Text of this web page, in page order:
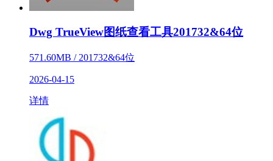
Dwg TrueView图纸查看工具201732&64位
571.60MB / 201732&64位
2026-04-15
详情